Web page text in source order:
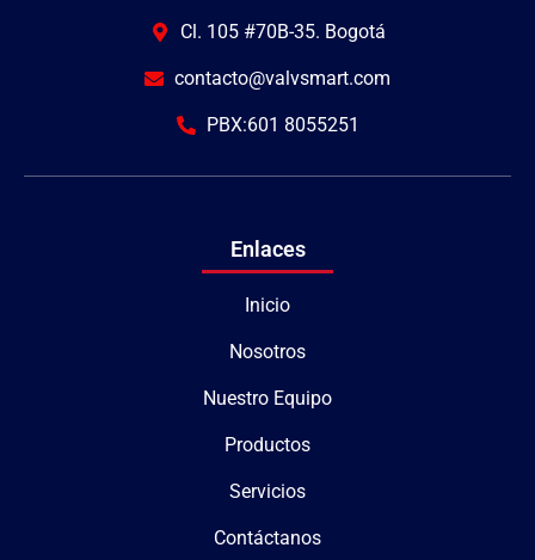
Cl. 105 #70B-35. Bogotá
contacto@valvsmart.com
PBX:601 8055251
Enlaces
Inicio
Nosotros
Nuestro Equipo
Productos
Servicios
Contáctanos